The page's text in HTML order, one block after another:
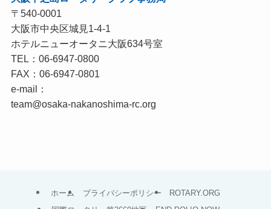
〒540-0001
大阪市中央区城見1-4-1
ホテルニューオータニ大阪634号室
TEL：06-6947-0800
FAX：06-6947-0801
e-mail：
team@osaka-nakanoshima-rc.org
ホーム プライバシーポリシー
ROTARY.ORG